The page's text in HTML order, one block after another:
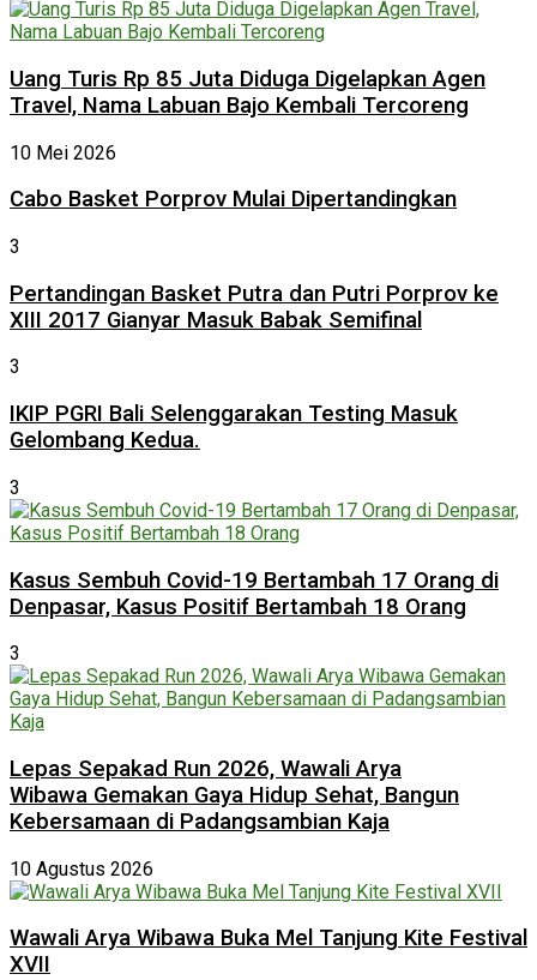
Uang Turis Rp 85 Juta Diduga Digelapkan Agen
Travel, Nama Labuan Bajo Kembali Tercoreng
10 Mei 2026
Cabo Basket Porprov Mulai Dipertandingkan
3
Pertandingan Basket Putra dan Putri Porprov ke
XIII 2017 Gianyar Masuk Babak Semifinal
3
IKIP PGRI Bali Selenggarakan Testing Masuk
Gelombang Kedua.
3
Kasus Sembuh Covid-19 Bertambah 17 Orang di
Denpasar, Kasus Positif Bertambah 18 Orang
3
Lepas Sepakad Run 2026, Wawali Arya
Wibawa Gemakan Gaya Hidup Sehat, Bangun
Kebersamaan di Padangsambian Kaja
10 Agustus 2026
Wawali Arya Wibawa Buka Mel Tanjung Kite Festival
XVII